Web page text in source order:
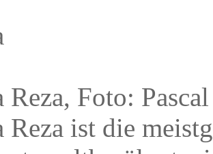
Reza, Foto:
Reza ist die